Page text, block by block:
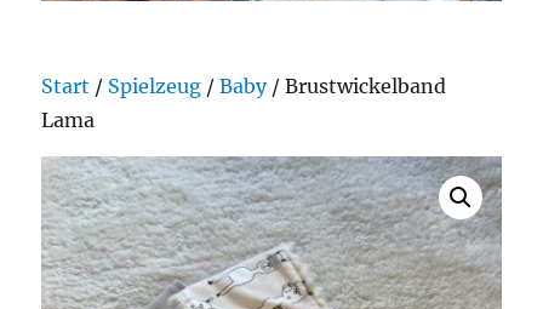
Start / Spielzeug /Baby/ Brustwickelband
Lama